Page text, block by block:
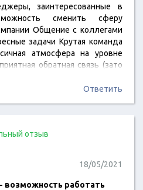
заинтересованные в
сменить сферу
Общение с коллегами
задачи Крутая команда
атмосфера на уровне
обратная связь (зато
Ответить
отзыв
18/05/2021
возможность работать